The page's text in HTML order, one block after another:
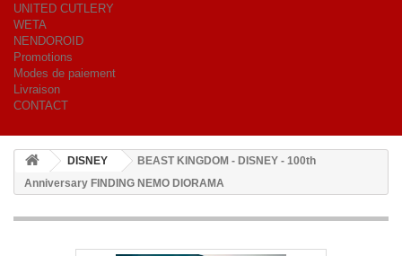
UNITED CUTLERY
WETA
NENDOROID
Promotions
Modes de paiement
Livraison
CONTACT
DISNEY
BEAST KINGDOM - DISNEY - 100th
Anniversary FINDING NEMO DIORAMA